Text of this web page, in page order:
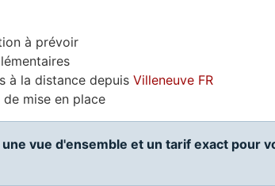
à prévoir
à la distance depuis Villeneuve FR
mise en place
vue d'ensemble et un tarif exact pour